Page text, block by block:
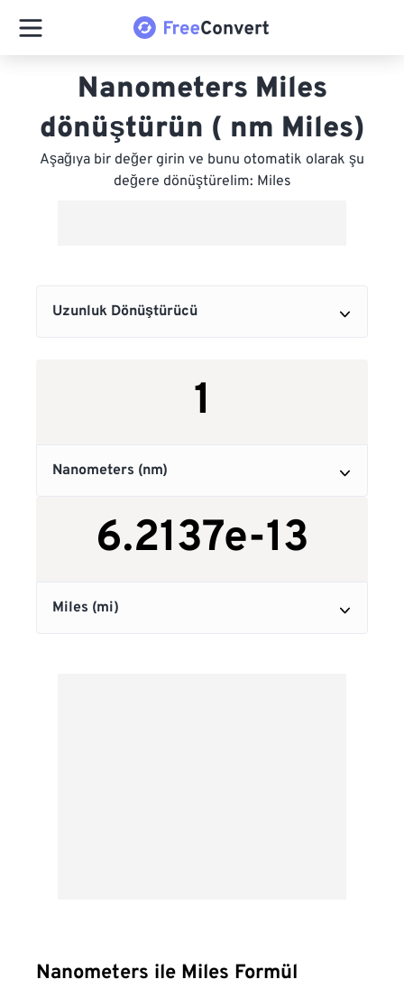
Nanometers Miles
dönüştürün ( nm Miles)
Aşağıya bir değer girin ve bunu otomatik olarak şu
değere dönüştürelim: Miles
Nanometers ile Miles Formül